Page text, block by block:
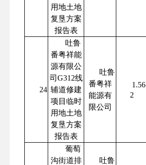
用地土地
复垦方案
报告表
24
吐鲁
番粤祥能
源有限公
司G312线
辅道修建
项目临时
用地土地
复垦方案
报告表
吐鲁
番粤祥
能源有
限公司
1.56
2
葡萄
沟街道排
吐鲁